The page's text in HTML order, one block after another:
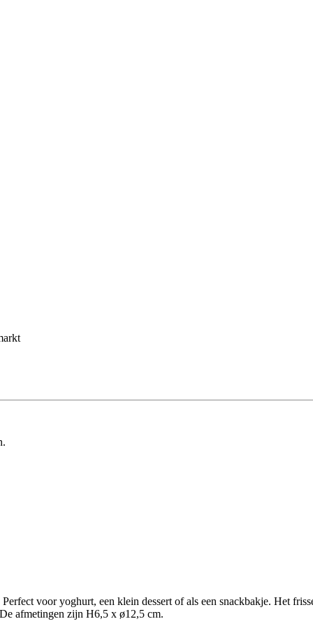
voor yoghurt, een klein dessert of als een snackbakje. Het
afmetingen zijn H6,5 x ø12,5 cm.